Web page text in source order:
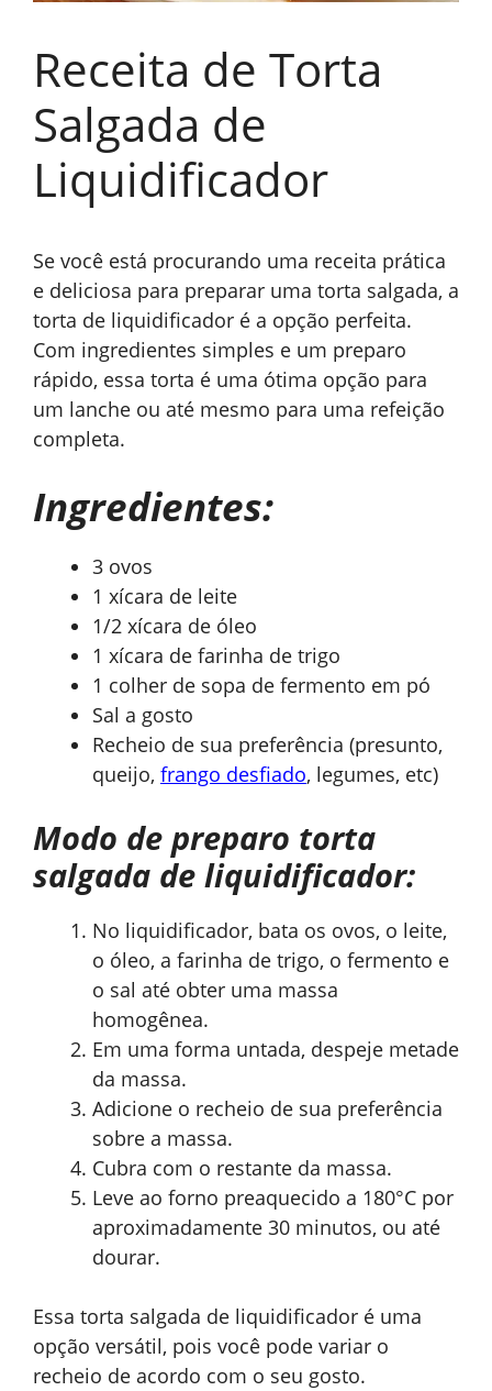
Receita de Torta
Salgada de
Liquidificador
Se você está procurando uma receita prática
e deliciosa para preparar uma torta salgada, a
torta de liquidificador é a opção perfeita.
Com ingredientes simples e um preparo
rápido, essa torta é uma ótima opção para
um lanche ou até mesmo para uma refeição
completa.
Ingredientes:
3 ovos
1 xícara de leite
1/2 xícara de óleo
1 xícara de farinha de trigo
1 colher de sopa de fermento em pó
Sal a gosto
Recheio de sua preferência (presunto,
queijo, frango desfiado, legumes, etc)
Modo de preparo torta
salgada de liquidificador:
No liquidificador, bata os ovos, o leite,
o óleo, a farinha de trigo, o fermento e
o sal até obter uma massa
homogênea.
Em uma forma untada, despeje metade
da massa.
Adicione o recheio de sua preferência
sobre a massa.
Cubra com o restante da massa.
Leve ao forno preaquecido a 180°C por
aproximadamente 30 minutos, ou até
dourar.
Essa torta salgada de liquidificador é uma
opção versátil, pois você pode variar o
recheio de acordo com o seu gosto.